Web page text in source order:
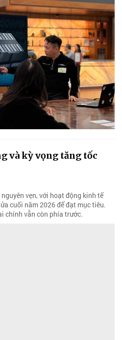
và kỳ vọng tăng tốc
vẹn, với hoạt động kinh tế
cuối năm 2026 để đạt mục tiêu.
chính vẫn còn phía trước.